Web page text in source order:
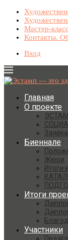
Мастер-
Контакты.
Вход
Главная
О проекте
Биеннале
Жюри
Итоги
Итоги
Участники